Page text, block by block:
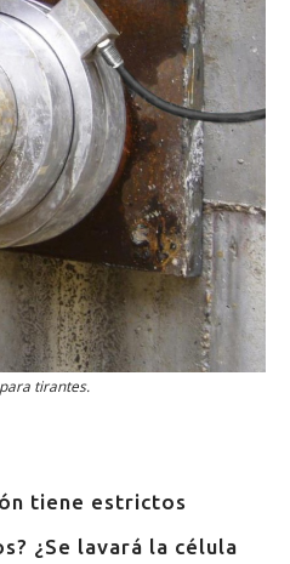
tirantes.
tiene estrictos
¿Se lavará la célula